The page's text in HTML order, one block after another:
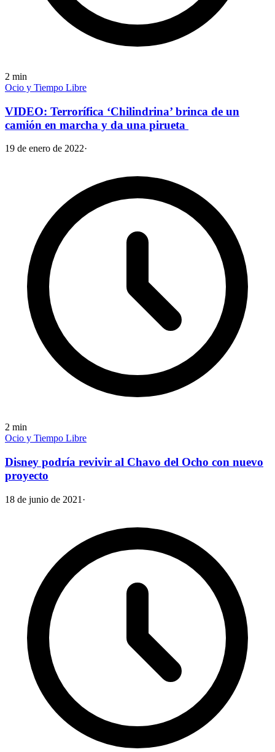
2 min
Ocio y Tiempo Libre
VIDEO: Terrorífica ‘Chilindrina’ brinca de un
camión en marcha y da una pirueta
19 de enero de 2022·
2 min
Ocio y Tiempo Libre
Disney podría revivir al Chavo del Ocho con nuevo
proyecto
18 de junio de 2021 ·